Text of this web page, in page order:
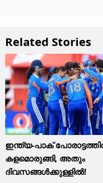
Related Stories
ഇന്ത്യ-പാക്
കളമൊരുങ്ങി, അതും
ദിവസങ്ങള്‍ക്കുള്ളില്‍!